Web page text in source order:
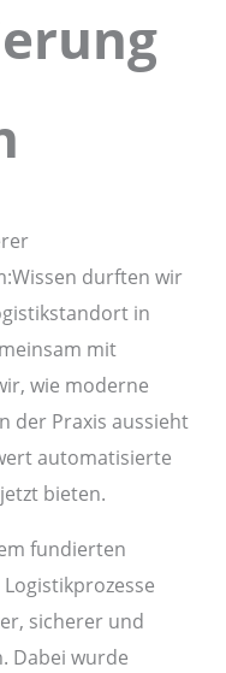
durften wir
in
mit
wie moderne
der Praxis aussieht
automatisierte
bieten.
fundierten
sicherer und
Dabei wurde